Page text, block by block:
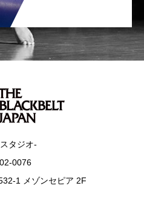
タジオ-
0076
1 メゾンセピア 2F